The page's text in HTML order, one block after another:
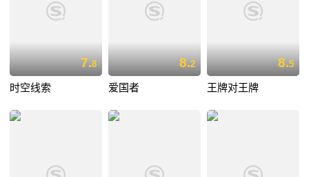
7.8
时空线索
8.2
爱国者
8.5
王牌对王牌